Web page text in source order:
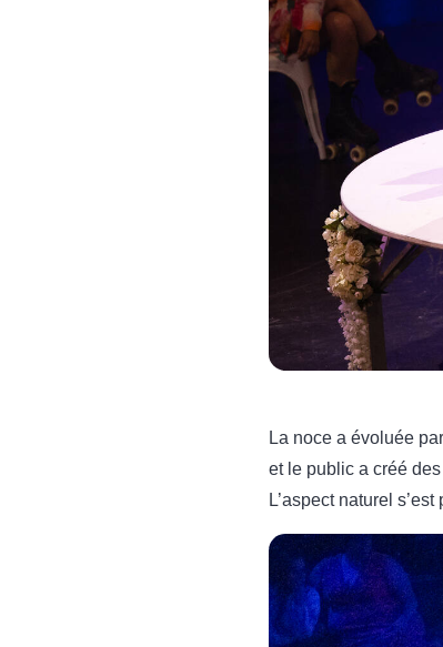
La noce a évoluée
et le public a créé
L’aspect naturel